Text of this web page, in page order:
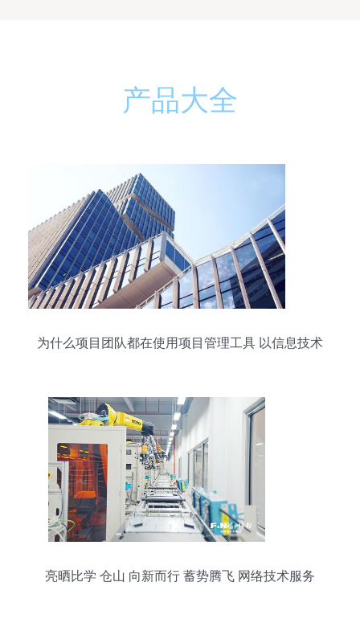
产品大全
为什么项目团队都在使用项目管理工具 以信息技术
亮晒比学 仓山 向新而行 蓄势腾飞 网络技术服务